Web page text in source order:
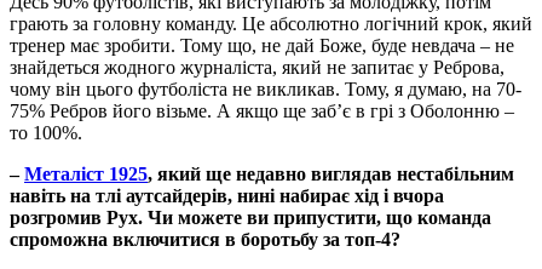
грають за головну команду. Це абсолютно логічний крок, який
тренер має зробити. Тому що, не дай Боже, буде невдача – не
знайдеться жодного журналіста, який не запитає у Реброва,
чому він цього футболіста не викликав. Тому, я думаю, на 70-
75% Ребров його візьме. А якщо ще заб’є в грі з Оболонню –
то 100%.
–Металіст 1925, який ще недавно виглядав нестабільним
навіть на тлі аутсайдерів, нині набирає хід і вчора
розгромив Рух. Чи можете ви припустити, що команда
спроможна включитися в боротьбу за топ-4?